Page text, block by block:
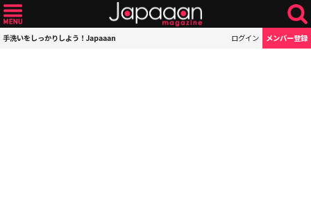
手洗いをしっかりしよう！Japaaan ログイン メンバー登録